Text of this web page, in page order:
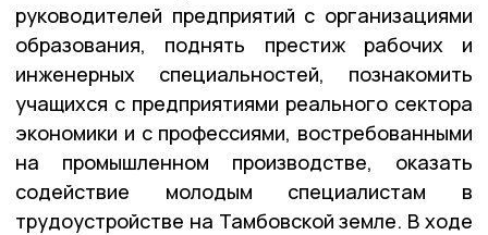
руководителей предприятий с организациями
образования, поднять престиж рабочих и
инженерных специальностей, познакомить
учащихся с предприятиями реального сектора
экономики и с профессиями, востребованными
на промышленном производстве, оказать
содействие молодым специалистам в
трудоустройстве на Тамбовской земле. В ходе